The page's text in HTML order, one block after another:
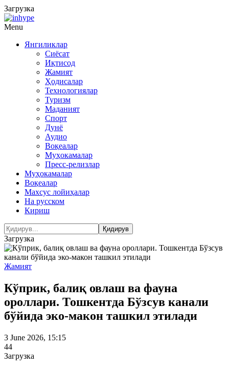
Загрузка
Menu
Янгиликлар
Сиёсат
Иқтисод
Жамият
Ҳодисалар
Технологиялар
Туризм
Маданият
Спорт
Дунё
Аудио
Воқеалар
Муҳокамалар
Пресс-релизлар
Муҳокамалар
Воқеалар
Махсус лойиҳалар
На русском
Кириш
Загрузка
Жамият
Кўприк, балиқ овлаш ва фауна
ороллари. Тошкентда Бўзсув канали
бўйида эко-макон ташкил этилади
3 June 2026, 15:15
44
Загрузка